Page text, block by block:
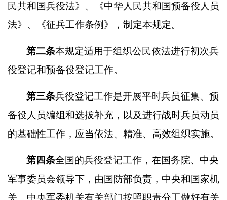
民共和国兵役法》、《中华人民共和国预备役人员
法》、《征兵工作条例》，制定本规定。
第二条本规定适用于组织公民依法进行初次兵
役登记和预备役登记工作。
第三条兵役登记工作是开展平时兵员征集、预
备役人员编组和选拔补充，以及进行战时兵员动员
的基础性工作，应当依法、精准、高效组织实施。
第四条全国的兵役登记工作，在国务院、中央
军事委员会领导下，由国防部负责，中央和国家机
关、中央军委机关有关部门按照职责分工做好有关